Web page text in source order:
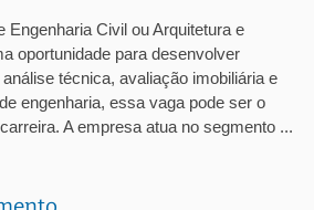
Engenharia Civil ou Arquitetura e
oportunidade para desenvolver
técnica, avaliação imobiliária e
engenharia, essa vaga pode ser o
A empresa atua no segmento ...